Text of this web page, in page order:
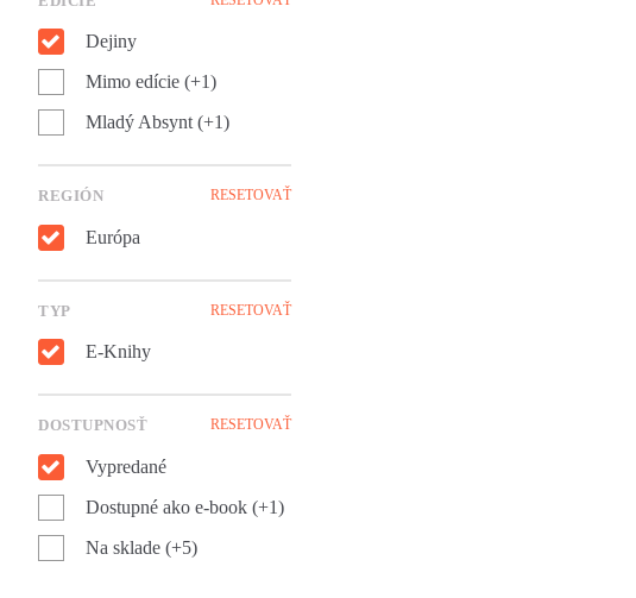
Dejiny
Mimo edície (+1)
Mladý Absynt (+1)
REGIÓN RESETOVAŤ
Európa
TYP RESETOVAŤ
E-Knihy
DOSTUPNOSŤ RESETOVAŤ
Vypredané
Dostupné ako e-book (+1)
Na sklade (+5)